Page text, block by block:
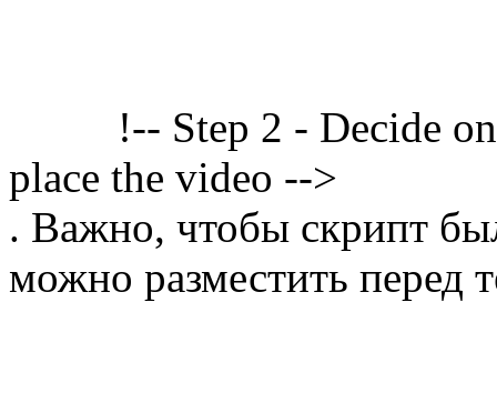
!-- Step 2 - Decide
place the video -->
. Важно, чтобы скрипт
можно разместить перед